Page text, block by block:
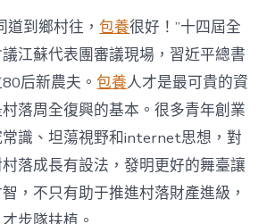
水
甜
心
寶
物
查
包
養
網
_
中
道到鄉村往，包養很好！”十四屆全
江蘇代表團審議現場，習近平總書
后新農夫。包養人才是最可貴的資
落周全復興的基本。很多青年創業
識、坦蕩視野和internet思想，對
落成長有設法，發明更好的舞臺讓
，不只有助于推進村落財產進級，